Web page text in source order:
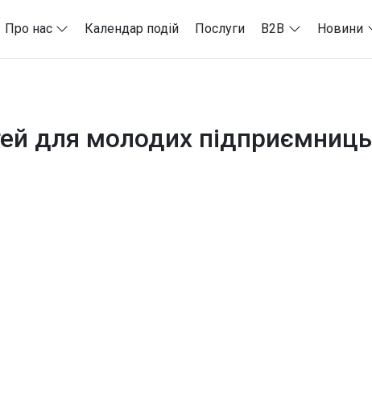
Про нас Календар подій Послуги B2B Новини
для молодих підприємниць